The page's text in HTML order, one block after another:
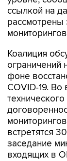
ссылкой на
рассмотрены
Коалиция
ограничений
фоне
COVID-19. Во
встретятся
заседание
входящих в